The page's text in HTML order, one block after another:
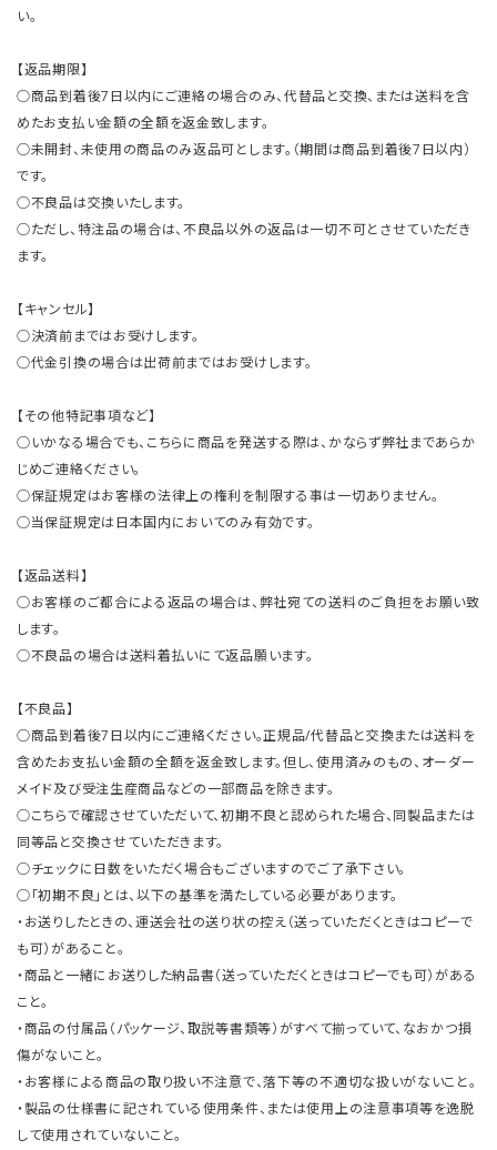
い。
【返品期限】
○商品到着後7日以内にご連絡の場合のみ、代替品と交換、または送料を含
めたお支払い金額の全額を返金致します。
○未開封、未使用の商品のみ返品可とします。（期間は商品到着後7日以内）
です。
○不良品は交換いたします。
○ただし、特注品の場合は、不良品以外の返品は一切不可とさせていただき
ます。
【キャンセル】
○決済前まではお受けします。
○代金引換の場合は出荷前まではお受けします。
【その他特記事項など】
○いかなる場合でも、こちらに商品を発送する際は、かならず弊社まであらか
じめご連絡ください。
○保証規定はお客様の法律上の権利を制限する事は一切ありません。
○当保証規定は日本国内においてのみ有効です。
【返品送料】
○お客様のご都合による返品の場合は、弊社宛ての送料のご負担をお願い致
します。
○不良品の場合は送料着払いにて返品願います。
【不良品】
○商品到着後7日以内にご連絡ください。正規品/代替品と交換または送料を
含めたお支払い金額の全額を返金致します。但し、使用済みのもの、オーダー
メイド及び受注生産商品などの一部商品を除きます。
○こちらで確認させていただいて、初期不良と認められた場合、同製品または
同等品と交換させていただきます。
○チェックに日数をいただく場合もございますのでご了承下さい。
○「初期不良」とは、以下の基準を満たしている必要があります。
・お送りしたときの、運送会社の送り状の控え（送っていただくときはコピーで
も可）があること。
・商品と一緒にお送りした納品書（送っていただくときはコピーでも可）がある
こと。
・商品の付属品（パッケージ、取説等書類等）がすべて揃っていて、なおかつ損
傷がないこと。
・お客様による商品の取り扱い不注意で、落下等の不適切な扱いがないこと。
・製品の仕様書に記されている使用条件、または使用上の注意事項等を逸脱
して使用されていないこと。